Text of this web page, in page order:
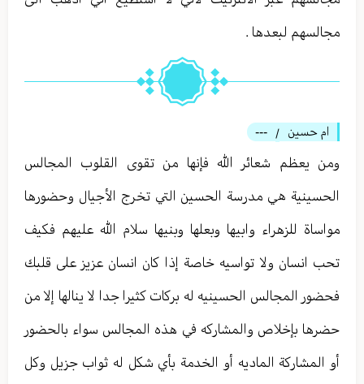
مجالسهم لبعدها .
ام حسين /
---
ومن يعظم شعائر الله فإنها من تقوى القلوب المجالس
الحسينية هي مدرسة الحسين التي تخرج الأجيال وحضورها
مواساة للزهراء وابيها وبعلها وبنيها سلام الله عليهم فكيف
تحب انسان ولا تواسيه خاصة إذا كان انسان عزيز على قلبك
فحضور المجالس الحسينيه له بركات كثيرا جدا لا ينالها إلا من
حضرها بإخلاص والمشاركه في هذه المجالس سواء بالحضور
أو المشاركة الماديه أو الخدمة بأي شكل له ثواب جزيل وكل